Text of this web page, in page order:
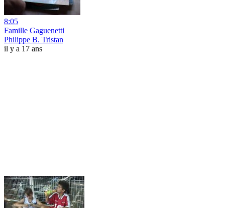
8:05
Famille Gaguenetti
Philippe B. Tristan
il y a 17 ans